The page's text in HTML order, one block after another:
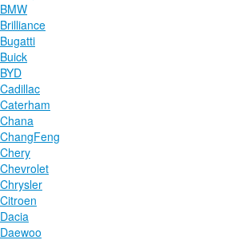
BMW
Brilliance
Bugatti
Buick
BYD
Cadillac
Caterham
Chana
ChangFeng
Chery
Chevrolet
Chrysler
Citroen
Dacia
Daewoo